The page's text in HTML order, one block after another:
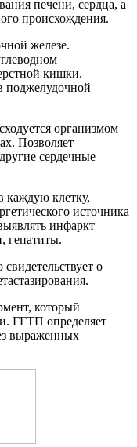
печени, сердца, а
происхождения.
железе.
кишки.
поджелудочной
организмом
Позволяет
сердечные
каждую клетку,
источника
инфаркт
гепатиты.
о
который
ГГТП определяет
выраженных